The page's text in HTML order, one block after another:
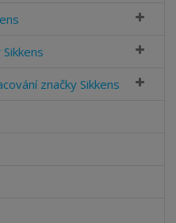
značky Sikkens